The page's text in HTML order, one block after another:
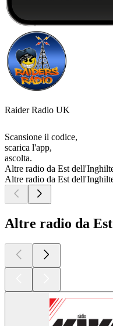
Raider Radio UK
Scansione il codice,
scarica l'app,
ascolta.
Altre radio da Est
Altre radio da Est
Altre radio da